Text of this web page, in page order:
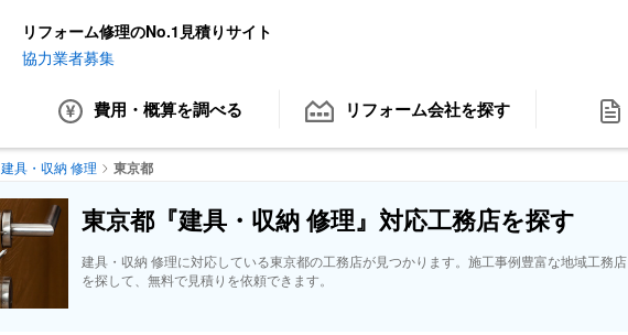
リフォーム修理のNo.1見積りサイト
協力業者募集
費用・概算を調べる リフォーム会社を探す
建具・収納 修理 東京都
東京都『建具・収納 修理』対応工務店を探す
建具・収納 修理に対応している東京都の工務店が見つかります。施工事例豊富な地域工務店
を探して、無料で見積りを依頼できます。